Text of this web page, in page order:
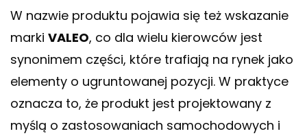
W nazwie produktu pojawia się też wskazanie
marki VALEO, co dla wielu kierowców jest
synonimem części, które trafiają na rynek jako
elementy o ugruntowanej pozycji. W praktyce
oznacza to, że produkt jest projektowany z
myślą o zastosowaniach samochodowych i